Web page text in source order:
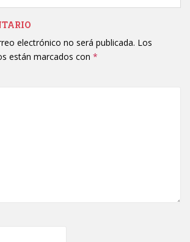
electrónico no será publicada. Los
están marcados con *